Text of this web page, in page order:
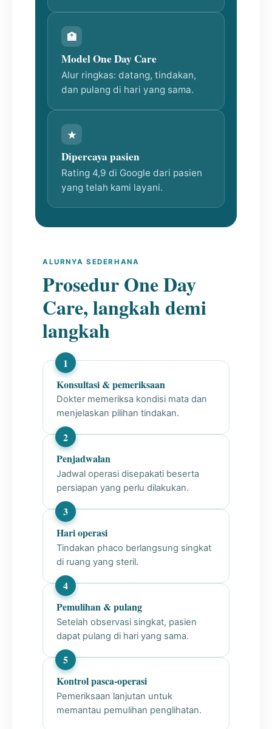
🏥
Model One Day Care
Alur ringkas: datang, tindakan,
dan pulang di hari yang sama.
★
Dipercaya pasien
Rating 4,9 di Google dari pasien
yang telah kami layani.
ALURNYA SEDERHANA
Prosedur One Day
Care, langkah demi
langkah
Konsultasi & pemeriksaan
Dokter memeriksa kondisi mata dan
menjelaskan pilihan tindakan.
Penjadwalan
Jadwal operasi disepakati beserta
persiapan yang perlu dilakukan.
Hari operasi
Tindakan phaco berlangsung singkat
di ruang yang steril.
Pemulihan & pulang
Setelah observasi singkat, pasien
dapat pulang di hari yang sama.
Kontrol pasca-operasi
Pemeriksaan lanjutan untuk
memantau pemulihan penglihatan.